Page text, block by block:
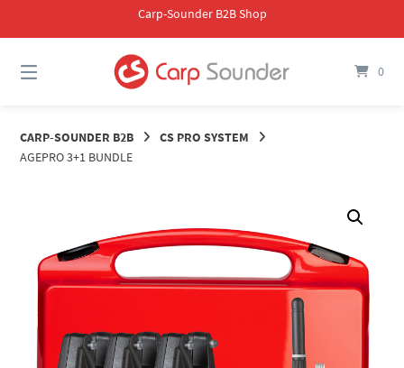
Carp-Sounder B2B Shop
0
CARP-SOUNDER B2B
CS PRO SYSTEM
AGEPRO 3+1 BUNDLE